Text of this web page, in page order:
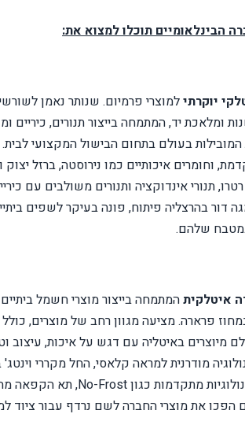
הבינלאומיים תוכלו למצוא את:
יוקרתילמוצרי פרמיום. שנותר נאמן
בעולם בתחום הבישול המקצועי
וחומרים איכותיים כמו נירוסטה, ברזל
תנורי אינדוקציה ותנורים משולבים עם
דור בהרצליה פיתוח, פונה בעיקר לשפים
במטבח שלהם.
איטלקית
פרארה. מציעה מגוון רחב של מוצרים, כולל
מיוצרים באיטליה עם דגש על איכות, עיצוב
מודרנית למראה קלאסי, החל מקררי
מתקדמות כגוןNo-Frost, תא הקפאה
הפכו את מוצרי החברה לשם נרדף עבור ציוד